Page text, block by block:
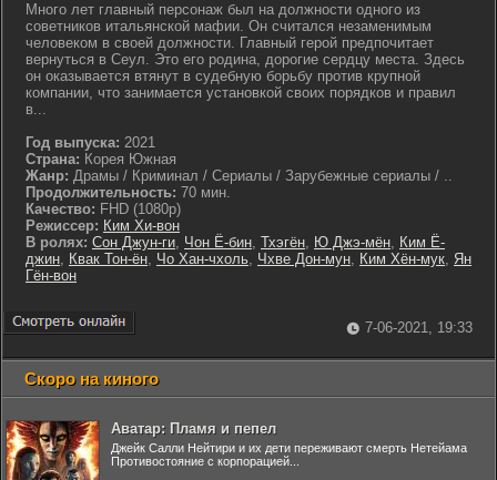
Много лет главный персонаж был на должности одного из
советников итальянской мафии. Он считался незаменимым
человеком в своей должности. Главный герой предпочитает
вернуться в Сеул. Это его родина, дорогие сердцу места. Здесь
он оказывается втянут в судебную борьбу против крупной
компании, что занимается установкой своих порядков и правил
в...
Год выпуска: 2021
Страна: Корея Южная
Жанр: Драмы / Криминал / Сериалы / Зарубежные сериалы / ..
Продолжительность: 70 мин.
Качество: FHD (1080p)
Режиссер: Ким Хи-вон
В ролях: Сон Джун-ги, Чон Ё-бин, Тхэгён, Ю Джэ-мён, Ким Ё-
джин, Квак Тон-ён, Чо Хан-чхоль, Чхве Дон-мун, Ким Хён-мук, Ян
Гён-вон
7-06-2021, 19:33
Скоро на киного
Аватар: Пламя и пепел
Джейк Салли Нейтири и их дети переживают смерть Нетейама
Противостояние с корпорацией...